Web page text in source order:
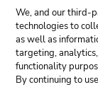
We, and our third-
technologies to
as well as
targeting,
functionality
By continuing to